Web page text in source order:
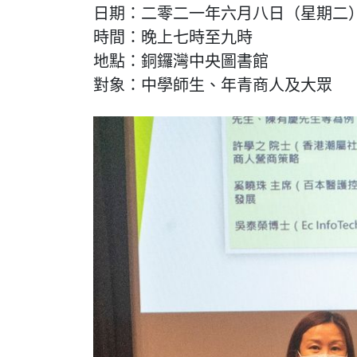
日期：二零二一年六月八日（星期二
時間：晚上七時至九時
地點：銅鑼灣中央圖書館
對象：中學師生、年青商人及大眾